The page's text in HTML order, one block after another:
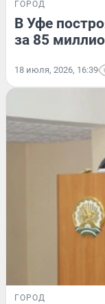
ГОРОД
В Уфе
за 85
18 июля, 2026, 16:39
ГОРОД